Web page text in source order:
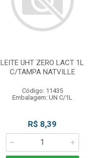
LEITE UHT ZERO LACT 1L
C/TAMPA NATVILLE
Código: 11435
Embalagem: UN C/1L
R$ 8,39